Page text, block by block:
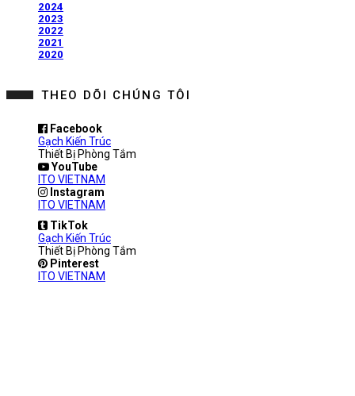
2024
2023
2022
2021
2020
THEO DÕI CHÚNG TÔI
Facebook
Gạch Kiến Trúc
Thiết Bị Phòng Tắm
YouTube
ITO VIETNAM
Instagram
ITO VIETNAM
TikTok
Gạch Kiến Trúc
Thiết Bị Phòng Tắm
Pinterest
ITO VIETNAM